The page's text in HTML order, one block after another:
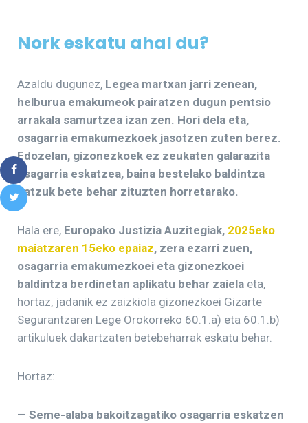
Nork eskatu ahal du?
Azaldu dugunez, Legea martxan jarri zenean,
helburua emakumeok pairatzen dugun pentsio
arrakala samurtzea izan zen. Hori dela eta,
osagarria emakumezkoek jasotzen zuten berez.
Edozelan, gizonezkoek ez zeukaten galarazita
osagarria eskatzea, baina bestelako baldintza
batzuk bete behar zituzten horretarako.
Hala ere, Europako Justizia Auzitegiak, 2025eko
maiatzaren 15eko epaiaz, zera ezarri zuen,
osagarria emakumezkoei eta gizonezkoei
baldintza berdinetan aplikatu behar zaiela eta,
hortaz, jadanik ez zaizkiola gizonezkoei Gizarte
Segurantzaren Lege Orokorreko 60.1.a) eta 60.1.b)
artikuluek dakartzaten betebeharrak eskatu behar.
Hortaz:
— Seme-alaba bakoitzagatiko osagarria eskatzen